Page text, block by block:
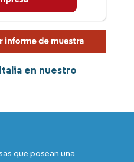
en nuestro
que posean una